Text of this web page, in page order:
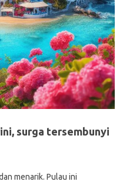
surga tersembunyi
menarik. Pulau ini